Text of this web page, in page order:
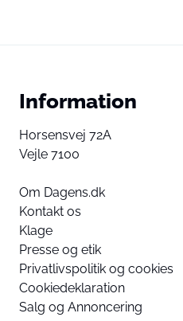
Information
Horsensvej 72A
Vejle 7100
Om Dagens.dk
Kontakt os
Klage
Presse og etik
Privatlivspolitik og cookies
Cookiedeklaration
Salg og Annoncering